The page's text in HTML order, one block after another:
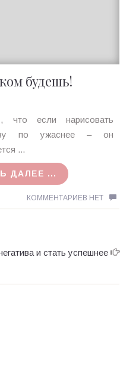
будешь!
что если нарисовать
по ужаснее – он
...
ДАЛЕЕ ...
КОММЕНТАРИЕВ НЕТ
и стать успешнее